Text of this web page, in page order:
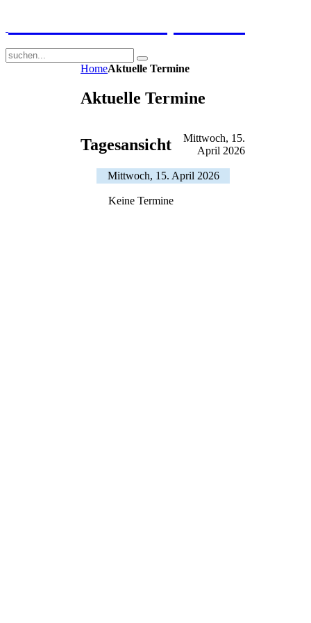
HomeAktuelle Termine
Aktuelle Termine
Tagesansicht
Mittwoch, 15.
April 2026
Mittwoch, 15. April 2026
Keine Termine